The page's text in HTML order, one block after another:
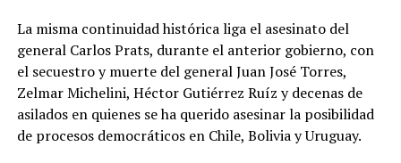
La misma continuidad histórica liga el asesinato del
general Carlos Prats, durante el anterior gobierno, con
el secuestro y muerte del general Juan José Torres,
Zelmar Michelini, Héctor Gutiérrez Ruíz y decenas de
asilados en quienes se ha querido asesinar la posibilidad
de procesos democráticos en Chile, Bolivia y Uruguay.